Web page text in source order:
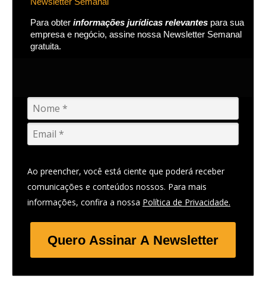
Para obter informações jurídicas relevantes para sua
empresa e negócio, assine nossa Newsletter Semanal
gratuita.
Ao preencher, você está ciente que poderá receber
comunicações e conteúdos nossos. Para mais
informações, confira a nossa Política de Privacidade.
Quero Assinar A Newsletter